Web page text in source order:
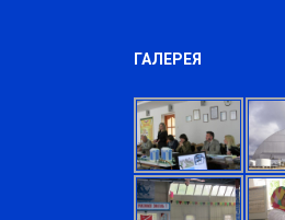
ГАЛЕРЕЯ